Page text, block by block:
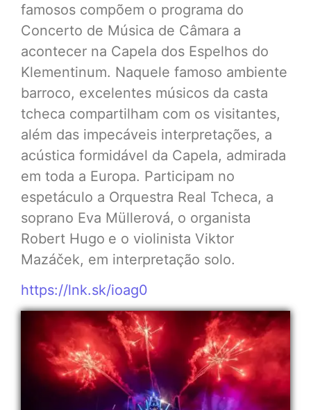
famosos compõem o programa do
Concerto de Música de Câmara a
acontecer na Capela dos Espelhos do
Klementinum. Naquele famoso ambiente
barroco, excelentes músicos da casta
tcheca compartilham com os visitantes,
além das impecáveis interpretações, a
acústica formidável da Capela, admirada
em toda a Europa. Participam no
espetáculo a Orquestra Real Tcheca, a
soprano Eva Müllerová, o organista
Robert Hugo e o violinista Viktor
Mazáček, em interpretação solo.
https://lnk.sk/ioag0